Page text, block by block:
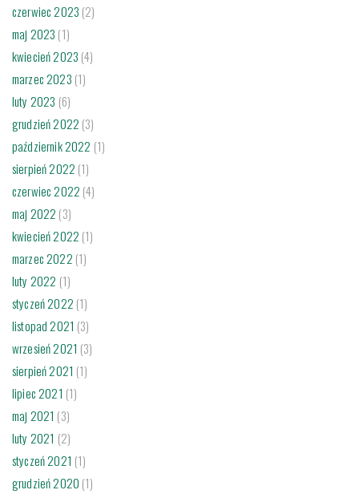
czerwiec 2023 (2)
maj 2023 (1)
kwiecień 2023 (4)
marzec 2023 (1)
luty 2023 (6)
grudzień 2022 (3)
październik 2022 (1)
sierpień 2022 (1)
czerwiec 2022 (4)
maj 2022 (3)
kwiecień 2022 (1)
marzec 2022 (1)
luty 2022 (1)
styczeń 2022 (1)
listopad 2021 (3)
wrzesień 2021 (3)
sierpień 2021 (1)
lipiec 2021 (1)
maj 2021 (3)
luty 2021 (2)
styczeń 2021 (1)
grudzień 2020 (1)